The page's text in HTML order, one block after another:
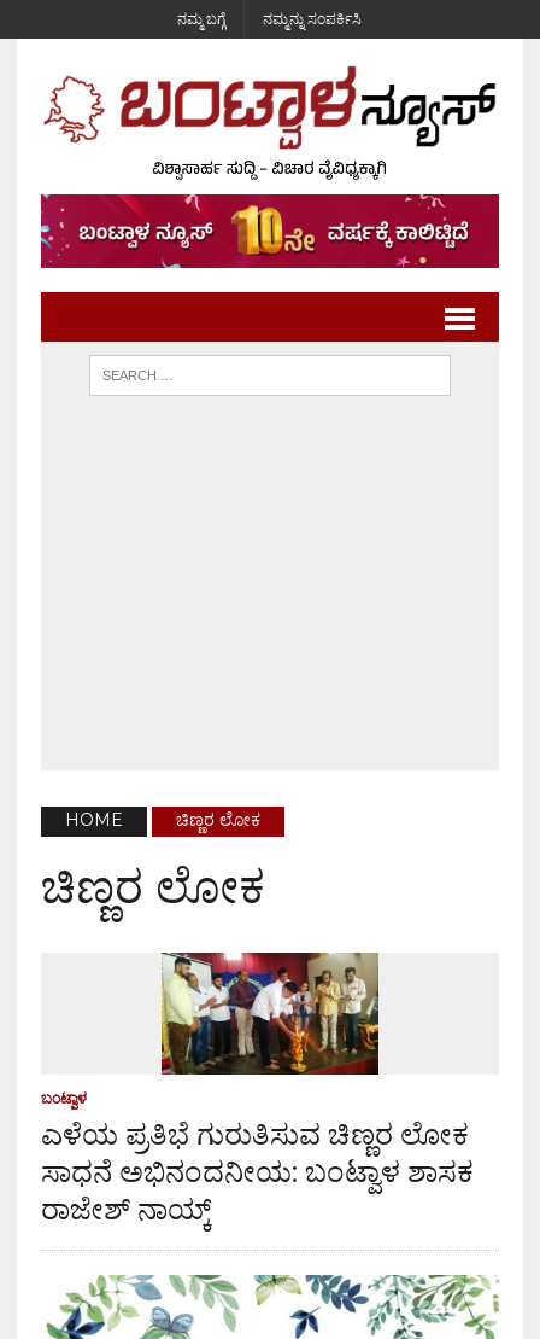
ನಮ್ಮ ಬಗ್ಗೆ ನಮ್ಮನ್ನು ಸಂಪರ್ಕಿಸಿ
HOME ಚಿಣ್ಣರ ಲೋಕ
ಚಿಣ್ಣರ ಲೋಕ
ಬಂಟ್ವಾಳ
ಎಳೆಯ ಪ್ರತಿಭೆ ಗುರುತಿಸುವ ಚಿಣ್ಣರ ಲೋಕ
ಸಾಧನೆ ಅಭಿನಂದನೀಯ: ಬಂಟ್ವಾಳ ಶಾಸಕ
ರಾಜೇಶ್ ನಾಯ್ಕ್